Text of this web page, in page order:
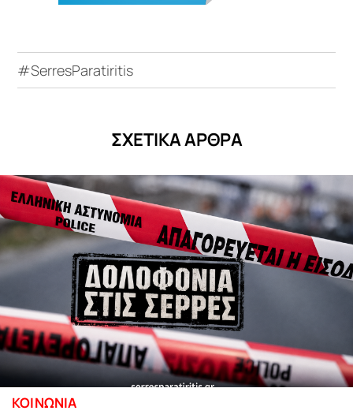
#SerresParatiritis
ΣΧΕΤΙΚΑ ΑΡΘΡΑ
ΚΟΙΝΩΝΙΑ